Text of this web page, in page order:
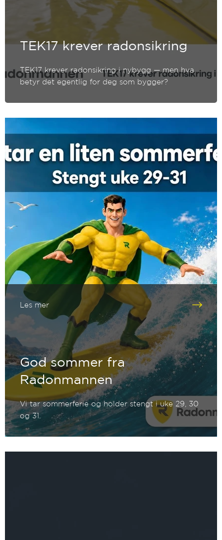
TEK17 krever radonsikring
TEK17 krever radonsikring i nybygg — men hva
betyr det egentlig for deg som bygger?
Les mer
God sommer fra
Radonmannen
Vi tar sommerferie og holder stengt i uke 29, 30
og 31.